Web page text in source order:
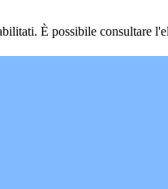
È possibile consultare